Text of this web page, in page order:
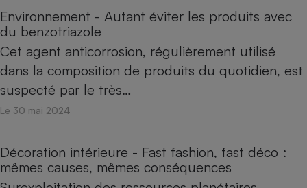
Environnement - Autant éviter les produits avec
du benzotriazole
Cet agent anticorrosion, régulièrement utilisé
dans la composition de produits du quotidien, est
suspecté par le très…
Le 30 mai 2024
Décoration intérieure - Fast fashion, fast déco :
mêmes causes, mêmes conséquences